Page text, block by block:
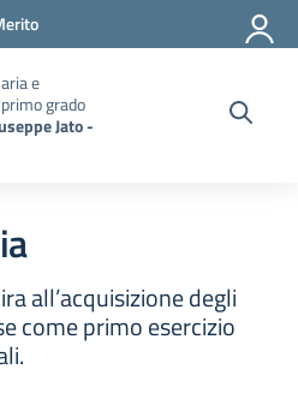
e
grado
Jato -
all’acquisizione degli
come primo esercizio